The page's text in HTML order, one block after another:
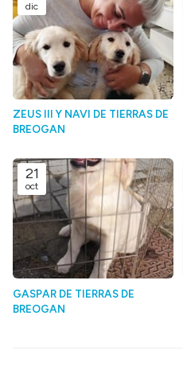
dic
ZEUS III Y NAVI DE TIERRAS DE
BREOGAN
21
oct
GASPAR DE TIERRAS DE
BREOGAN